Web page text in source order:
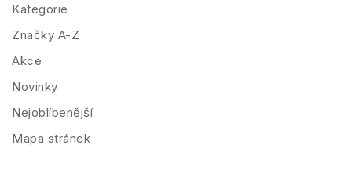
Kategorie
Značky A-Z
Akce
Novinky
Nejoblíbenější
Mapa stránek